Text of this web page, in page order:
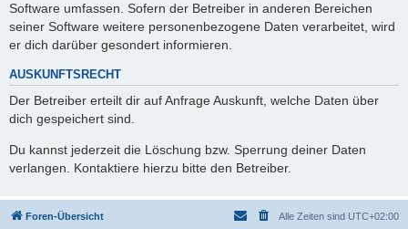
Software umfassen. Sofern der Betreiber in anderen Bereichen
seiner Software weitere personenbezogene Daten verarbeitet, wird
er dich darüber gesondert informieren.
AUSKUNFTSRECHT
Der Betreiber erteilt dir auf Anfrage Auskunft, welche Daten über
dich gespeichert sind.
Du kannst jederzeit die Löschung bzw. Sperrung deiner Daten
verlangen. Kontaktiere hierzu bitte den Betreiber.
Foren-Übersicht Alle Zeiten sind UTC+02:00